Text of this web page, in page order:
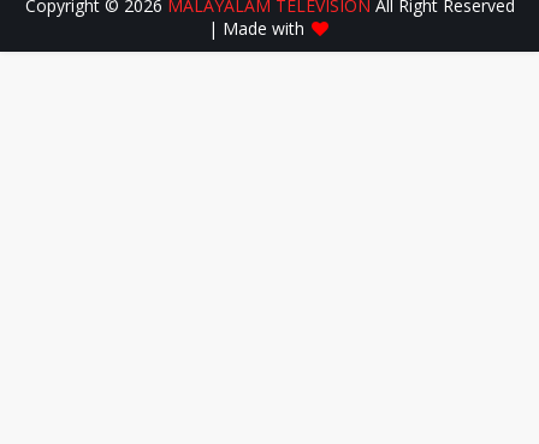
Copyright © 2026 MALAYALAM TELEVISION All Right Reserved
| Made with